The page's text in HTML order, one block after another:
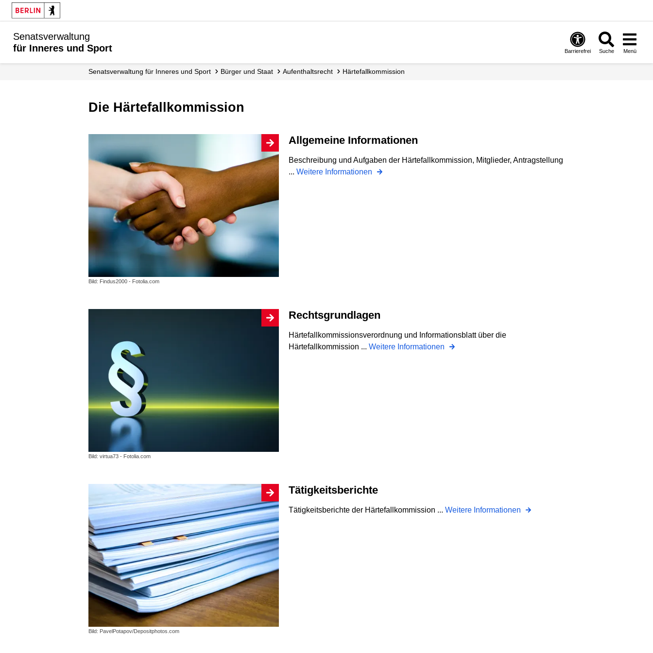
Senatsverwaltung
für Inneres und Sport
Barrierefrei Suche Menü
Senatsverwaltung für Inneres und Sport Bürger und Staat Aufenthaltsrecht Härtefall­kommission
Die Härtefallkommission
Bild: Findus2000 - Fotolia.com
Allgemeine Informationen
Beschreibung und Aufgaben der Härtefallkommission, Mitglieder, Antragstellung
... Weitere Informationen
Bild: virtua73 - Fotolia.com
Rechtsgrundlagen
Härtefallkommissionsverordnung und Informationsblatt über die
Härtefallkommission ... Weitere Informationen
Bild: PavelPotapov/Depositphotos.com
Tätigkeitsberichte
Tätigkeitsberichte der Härtefallkommission ... Weitere Informationen